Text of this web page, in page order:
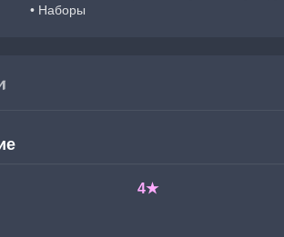
• Наборы
4★